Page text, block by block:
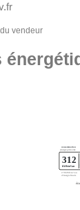
vendeur